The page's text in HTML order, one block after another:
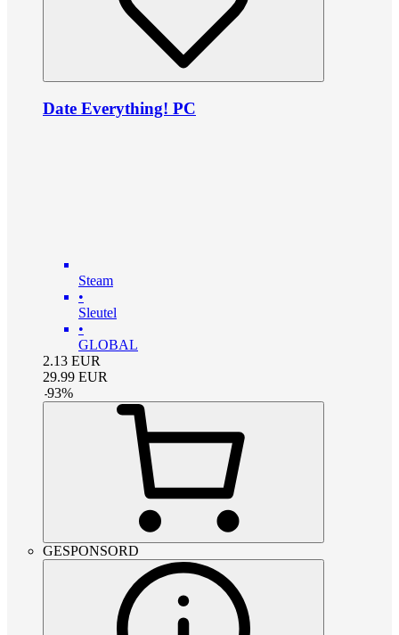
Date Everything! PC
Steam
•
Sleutel
•
GLOBAL
2.13 EUR
29.99 EUR
-93%
GESPONSORD